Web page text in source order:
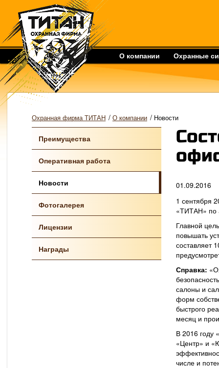
О компании Охранные
Охранная фирма ТИТАН / О компании / Новости
Преимущества
Оперативная работа
Новости
Фотогалерея
Лицензии
Награды
01.09.2016
1 сентября
«ТИТАН» по
Главной
повышать
составляет
Справка:
салоны и
форм
быстрого
месяц и
В 2016 году
«Центр» и
числе и